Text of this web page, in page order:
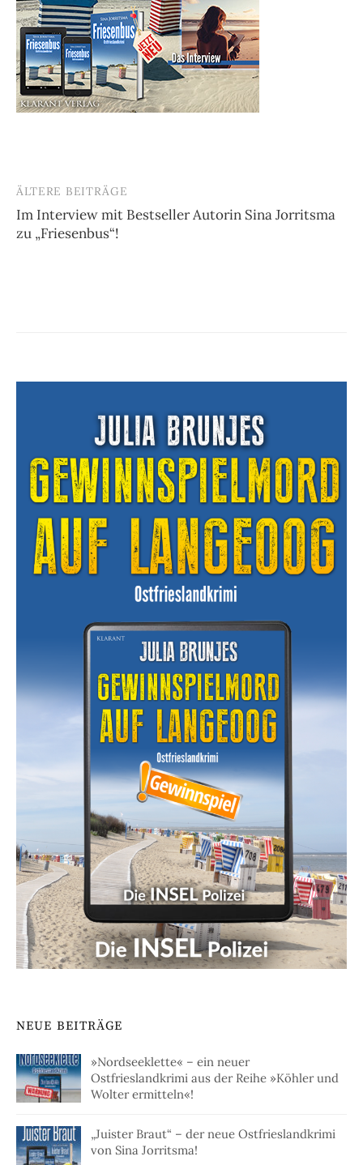
Beitragsnavigation
ÄLTERE BEITRÄGE
Im Interview mit Bestseller Autorin Sina Jorritsma
zu „Friesenbus“!
NEUE BEITRÄGE
»Nordseeklette« – ein neuer
Ostfrieslandkrimi aus der Reihe »Köhler und
Wolter ermitteln«!
„Juister Braut“ – der neue Ostfrieslandkrimi
von Sina Jorritsma!